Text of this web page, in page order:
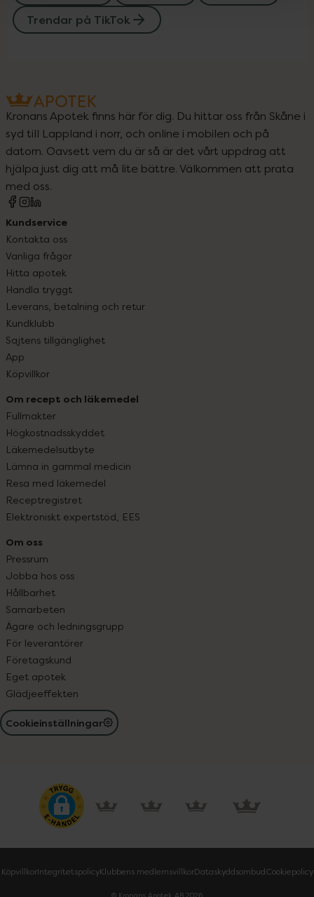
Trendar på TikTok
Kronans Apotek finns här för dig. Du hittar oss från Skåne i
syd till Lappland i norr, och online i mobilen och på
datorn. Oavsett vem du är så är det vårt uppdrag att
hjälpa just dig att må lite bättre. Välkommen att prata
med oss.
Kundservice
Kontakta oss
Vanliga frågor
Hitta apotek
Handla tryggt
Leverans, betalning och retur
Kundklubb
Sajtens tillgänglighet
App
Köpvillkor
Om recept och läkemedel
Fullmakter
Högkostnadsskyddet
Läkemedelsutbyte
Lämna in gammal medicin
Resa med läkemedel
Receptregistret
Elektroniskt expertstöd, EES
Om oss
Pressrum
Jobba hos oss
Hållbarhet
Samarbeten
Ägare och ledningsgrupp
För leverantörer
Företagskund
Eget apotek
Glädjeeffekten
Cookieinställningar
KöpvillkorIntegritetspolicyKlubbens medlemsvillkorDataskyddsombudCookiepolicy
© Kronans Apotek AB 2026